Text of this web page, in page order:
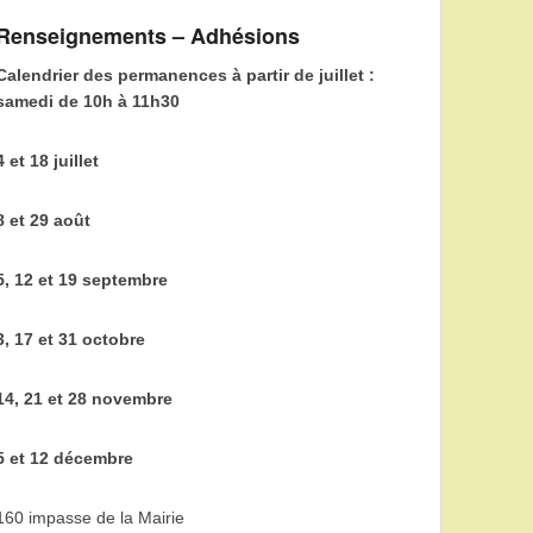
– Adhésions
des permanences à partir de juillet :
de 10h à 11h30
et 18 juillet
et 29 août
12 et 19 septembre
17 et 31 octobre
21 et 28 novembre
et 12 décembre
impasse de la Mairie